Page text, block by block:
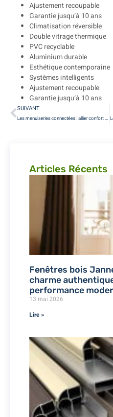
Ajustement recoupable
Garantie jusqu’à 10 ans
Climatisation réversible
Double vitrage thermique
PVC recyclable
Aluminium durable
Esthétique contemporaine
Systèmes intelligents
Ajustement recoupable
Garantie jusqu’à 10 ans
SUIVANT
Les menuiseries connectées : allier confort et technologie à Paris
Articles Récents
Fenêtres bois
charme
performance
13 mai 2026
Lire »